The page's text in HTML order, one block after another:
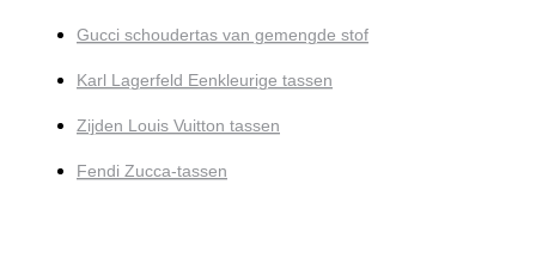
Gucci schoudertas van gemengde stof
Karl Lagerfeld Eenkleurige tassen
Zijden Louis Vuitton tassen
Fendi Zucca-tassen